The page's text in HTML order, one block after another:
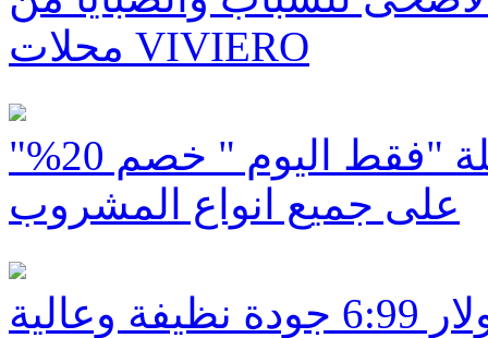
محلات VIVIERO
"ياين بعير" في كفرياسيف بحملة "فقط اليوم " خصم 20%
على جميع انواع المشروب
ديلك هتسفون : البنزين والسولار 6:99 جودة نظيفة وعالية